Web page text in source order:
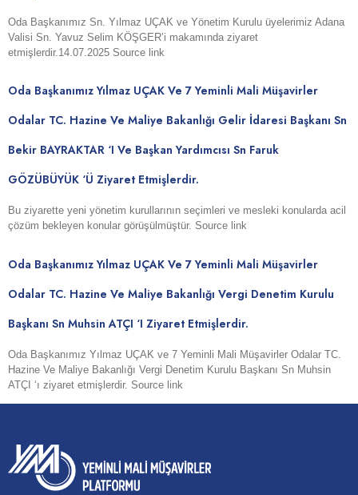
Oda Başkanımız Sn. Yılmaz UÇAK ve Yönetim Kurulu üyelerimiz Adana
Valisi Sn. Yavuz Selim KÖŞGER’i makamında ziyaret
etmişlerdir.14.07.2025 Source link
Oda Başkanımız Yılmaz UÇAK Ve 7 Yeminli Mali Müşavirler
Odalar TC. Hazine Ve Maliye Bakanlığı Gelir İdaresi Başkanı Sn
Bekir BAYRAKTAR ‘ı Ve Başkan Yardımcısı Sn Faruk
GÖZÜBÜYÜK ‘ü Ziyaret Etmişlerdir.
Bu ziyarette yeni yönetim kurullarının seçimleri ve mesleki konularda acil
çözüm bekleyen konular görüşülmüştür. Source link
Oda Başkanımız Yılmaz UÇAK Ve 7 Yeminli Mali Müşavirler
Odalar TC. Hazine Ve Maliye Bakanlığı Vergi Denetim Kurulu
Başkanı Sn Muhsin ATÇI ‘ı Ziyaret Etmişlerdir.
Oda Başkanımız Yılmaz UÇAK ve 7 Yeminli Mali Müşavirler Odalar TC.
Hazine Ve Maliye Bakanlığı Vergi Denetim Kurulu Başkanı Sn Muhsin
ATÇI ‘ı ziyaret etmişlerdir. Source link